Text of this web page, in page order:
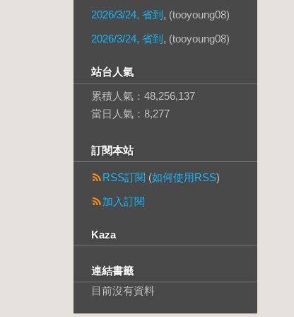
2026/3/24, 省到 , (tooyoung08)
2026/3/24, 省到 , (tooyoung08)
站台人氣
累積人氣： 48,256,137
當日人氣： 8,277
訂閱本站
RSS訂閱 (如何使用RSS)
加入訂閱
Kaza
連結書籤
目前沒有資料